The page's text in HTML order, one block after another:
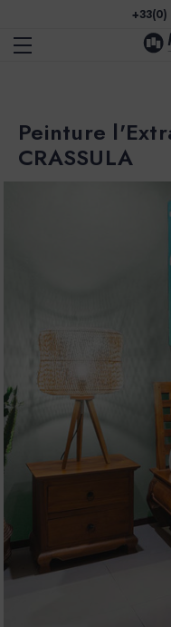
Peinture
CRASSULA